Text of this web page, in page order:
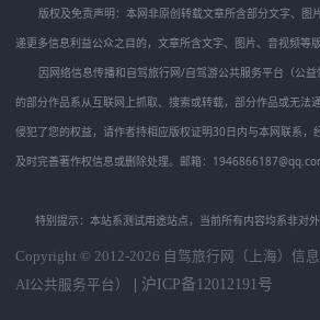
版权及免责声明：本网非原创转载文章所含部分文字、图
递更多信息利益公众之目的，文章所含文字、图片、音视频等
因网络信息传播和自驾旅行网/自驾游公共服务平台（公益
的部分作品系从互联网上抓取、搜索或转载，部分作品或无法
侵犯了您的权益，请作者持相应版权证明30日内与本网联系，
及时完善著作权信息或删除处理。邮箱：
特别提示：本站系测试用途站点，当前所有内容均系非对外
Copyright © 2012-2026 自驾旅行网（上海）信
AI公共服务平台）
沪ICP备12012191号